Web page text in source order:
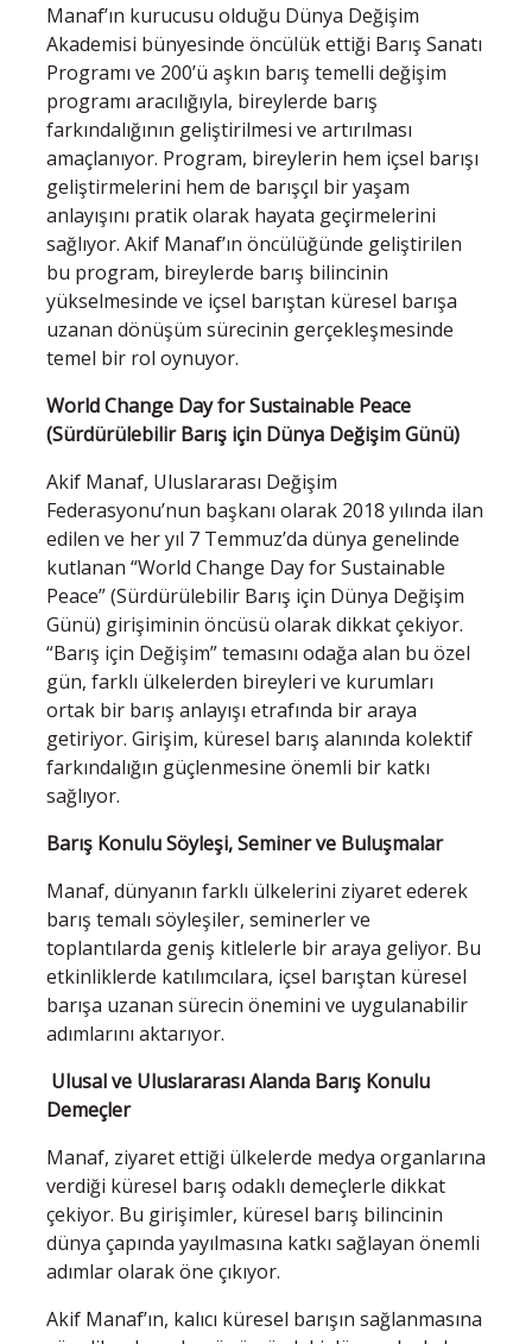
Manaf’ın kurucusu olduğu Dünya Değişim
Akademisi bünyesinde öncülük ettiği Barış Sanatı
Programı ve 200’ü aşkın barış temelli değişim
programı aracılığıyla, bireylerde barış
farkındalığının geliştirilmesi ve artırılması
amaçlanıyor. Program, bireylerin hem içsel barışı
geliştirmelerini hem de barışçıl bir yaşam
anlayışını pratik olarak hayata geçirmelerini
sağlıyor. Akif Manaf’ın öncülüğünde geliştirilen
bu program, bireylerde barış bilincinin
yükselmesinde ve içsel barıştan küresel barışa
uzanan dönüşüm sürecinin gerçekleşmesinde
temel bir rol oynuyor.
World Change Day for Sustainable Peace
(Sürdürülebilir Barış için Dünya Değişim Günü)
Akif Manaf, Uluslararası Değişim
Federasyonu’nun başkanı olarak 2018 yılında ilan
edilen ve her yıl 7 Temmuz’da dünya genelinde
kutlanan “World Change Day for Sustainable
Peace” (Sürdürülebilir Barış için Dünya Değişim
Günü) girişiminin öncüsü olarak dikkat çekiyor.
“Barış için Değişim” temasını odağa alan bu özel
gün, farklı ülkelerden bireyleri ve kurumları
ortak bir barış anlayışı etrafında bir araya
getiriyor. Girişim, küresel barış alanında kolektif
farkındalığın güçlenmesine önemli bir katkı
sağlıyor.
Barış Konulu Söyleşi, Seminer ve Buluşmalar
Manaf, dünyanın farklı ülkelerini ziyaret ederek
barış temalı söyleşiler, seminerler ve
toplantılarda geniş kitlelerle bir araya geliyor. Bu
etkinliklerde katılımcılara, içsel barıştan küresel
barışa uzanan sürecin önemini ve uygulanabilir
adımlarını aktarıyor.
Ulusal ve Uluslararası Alanda Barış Konulu
Demeçler
Manaf, ziyaret ettiği ülkelerde medya organlarına
verdiği küresel barış odaklı demeçlerle dikkat
çekiyor. Bu girişimler, küresel barış bilincinin
dünya çapında yayılmasına katkı sağlayan önemli
adımlar olarak öne çıkıyor.
Akif Manaf’ın, kalıcı küresel barışın sağlanmasına